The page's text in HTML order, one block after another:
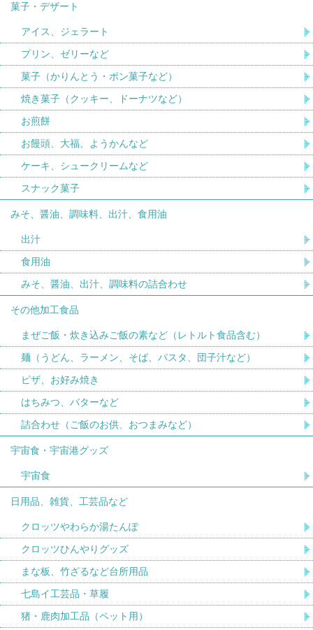
菓子・デザート
アイス、ジェラート
プリン、ゼリーなど
菓子（かりんとう・ポン菓子など）
焼き菓子（クッキー、ドーナツなど）
お煎餅
お饅頭、大福、ようかんなど
ケーキ、シュークリームなど
スナック菓子
みそ、醤油、調味料、出汁、食用油
出汁
食用油
みそ、醤油、出汁、調味料の詰合わせ
その他加工食品
まぜご飯・炊き込みご飯の素など（レトルト食品含む）
麺（うどん、ラーメン、そば、パスタ、団子汁など）
ピザ、お好み焼き
はちみつ、バターなど
詰合わせ（ご飯のお供、おつまみなど）
宇宙食・宇宙港グッズ
宇宙食
日用品、雑貨、工芸品など
クロッツやわらか湯たんぽ
クロッツひんやりグッズ
まな板、竹ざるなど台所用品
七島イ工芸品・草履
猪・鹿肉加工品（ペット用）